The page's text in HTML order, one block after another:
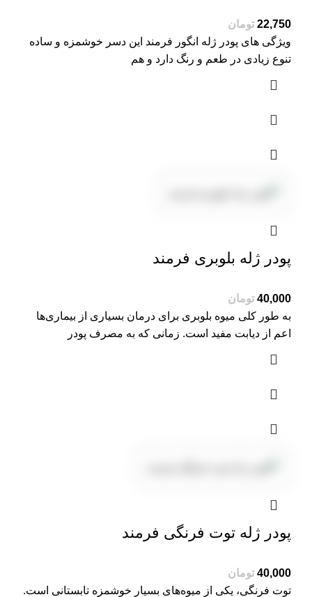
22,750 تومان
ویژگی های پودر ژله انگور فرمند این دسر خوشمزه و ساده
تنوع زیادی در طعم و رنگ دارد و هم
پودر ژله بلوبری فرمند
40,000 تومان
به طور کلی میوه بلوبری برای درمان بسیاری از بیماری‌ها
اعم از دیابت مفید است. زمانی که به مصرف پودر
پودر ژله توت فرنگی فرمند
40,000 تومان
توت فرنگی، یکی از میوه‌های بسیار خوشمزه تابستانی است.